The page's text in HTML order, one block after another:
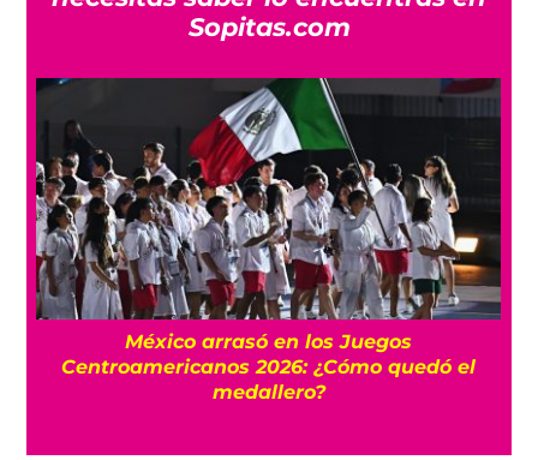
Sopitas.com
México arrasó en los Juegos
Centroamericanos 2026: ¿Cómo quedó el
medallero?